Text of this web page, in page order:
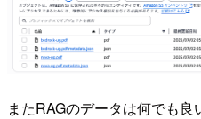
またRAGのデータは何でも